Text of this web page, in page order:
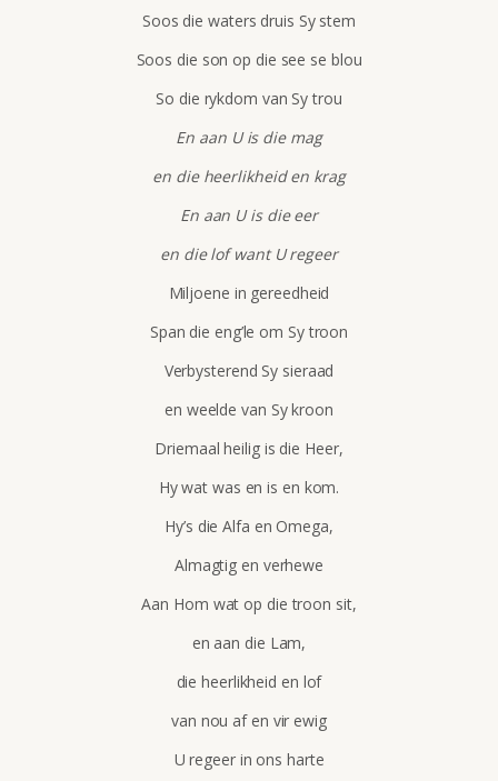
Soos die waters druis Sy stem
Soos die son op die see se blou
So die rykdom van Sy trou
En aan U is die mag
en die heerlikheid en krag
En aan U is die eer
en die lof want U regeer
Miljoene in gereedheid
Span die eng’le om Sy troon
Verbysterend Sy sieraad
en weelde van Sy kroon
Driemaal heilig is die Heer,
Hy wat was en is en kom.
Hy’s die Alfa en Omega,
Almagtig en verhewe
Aan Hom wat op die troon sit,
en aan die Lam,
die heerlikheid en lof
van nou af en vir ewig
U regeer in ons harte